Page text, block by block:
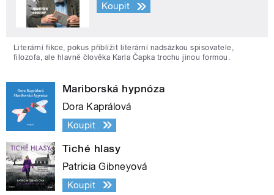
Koupit
Literární fikce, pokus přiblížit literární nadsázkou spisovatele,
filozofa, ale hlavně člověka Karla Čapka trochu jinou formou.
Mariborská hypnóza
Dora Kaprálová
Koupit
Tiché hlasy
Patricia Gibneyová
Koupit